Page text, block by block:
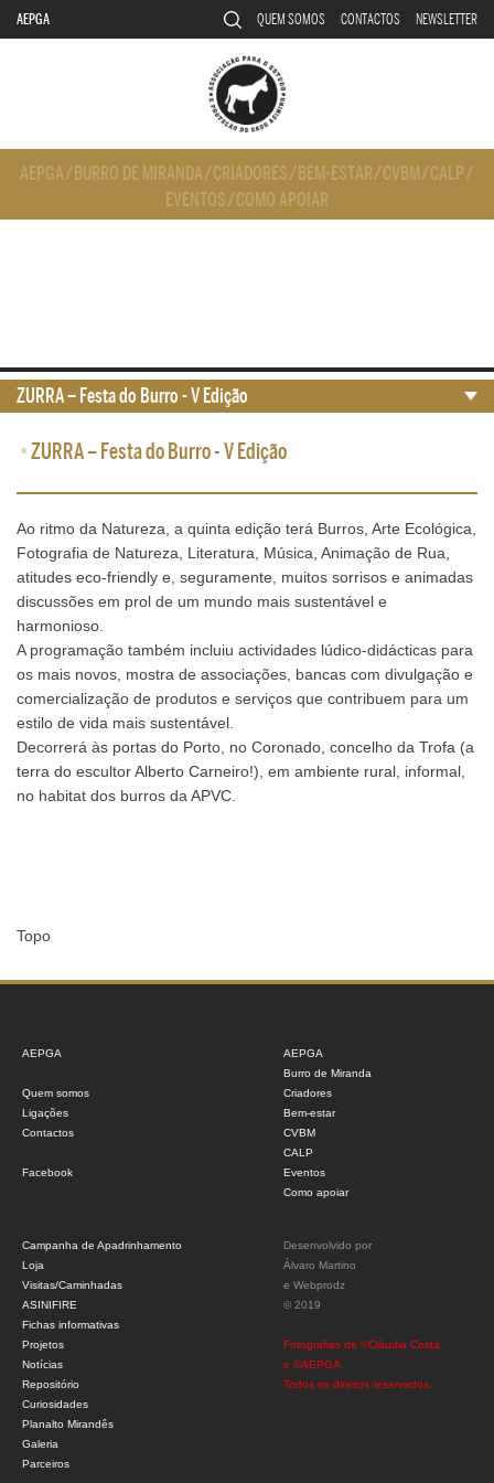
AEPGA QUEM SOMOS CONTACTOS NEWSLETTER
AEPGA/ BURRO DE MIRANDA/CRIADORES/ BEM-ESTAR/CVBM/CALP/
EVENTOS/COMO APOIAR
•ZURRA – Festa do Burro - V Edição
Ao ritmo da Natureza, a quinta edição terá Burros, Arte Ecológica,
Fotografia de Natureza, Literatura, Música, Animação de Rua,
atitudes eco-friendly e, seguramente, muitos sorrisos e animadas
discussões em prol de um mundo mais sustentável e
harmonioso.
A programação também incluiu actividades lúdico-didácticas para
os mais novos, mostra de associações, bancas com divulgação e
comercialização de produtos e serviços que contribuem para um
estilo de vida mais sustentável.
Decorrerá às portas do Porto, no Coronado, concelho da Trofa (a
terra do escultor Alberto Carneiro!), em ambiente rural, informal,
no habitat dos burros da APVC.
Topo
ZURRA – Festa do Burro - V Edição
AEPGA
Quem somos
Ligações
Contactos
Facebook
AEPGA
Burro de Miranda
Criadores
Bem-estar
CVBM
CALP
Eventos
Como apoiar
Campanha de Apadrinhamento
Loja
Visitas/Caminhadas
ASINIFIRE
Fichas informativas
Projetos
Notícias
Repositório
Curiosidades
Planalto Mirandês
Galeria
Parceiros
Desenvolvido por
Álvaro Martino
e Webprodz
© 2019
Fotografias de ©Cláudia Costa
e ©AEPGA.
Todos os direitos reservados.